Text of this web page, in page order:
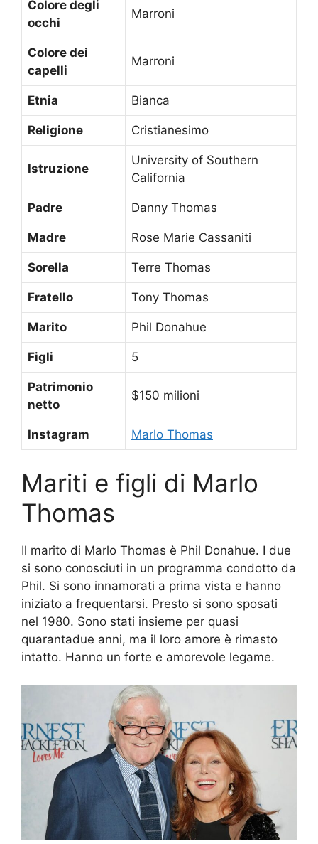
Colore degli
occhi
Marroni
Colore dei
capelli
Marroni
Etnia Bianca
Religione Cristianesimo
Istruzione
University of Southern
California
Padre Danny Thomas
Madre Rose Marie Cassaniti
Sorella Terre Thomas
Fratello Tony Thomas
Marito Phil Donahue
Figli 5
Patrimonio
netto
$150 milioni
Instagram Marlo Thomas
Mariti e figli di Marlo
Thomas
Il marito di Marlo Thomas è Phil Donahue. I due
si sono conosciuti in un programma condotto da
Phil. Si sono innamorati a prima vista e hanno
iniziato a frequentarsi. Presto si sono sposati
nel 1980. Sono stati insieme per quasi
quarantadue anni, ma il loro amore è rimasto
intatto. Hanno un forte e amorevole legame.